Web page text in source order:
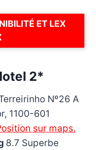
ET LEX
2*
Nº26 A
1100-601
sur maps.
8.7 Superbe